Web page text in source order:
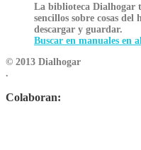
La biblioteca Dialhogar
sencillos sobre cosas del
descargar y guardar.
Buscar en manuales en
© 2013 Dialhogar
.
Colaboran: